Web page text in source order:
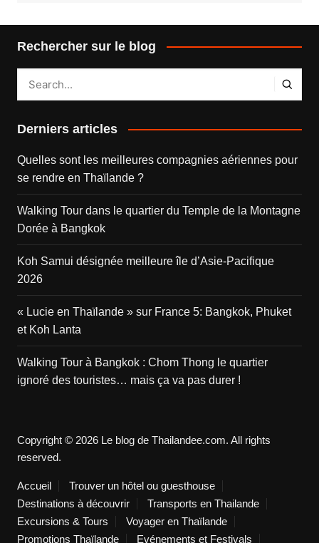
Rechercher sur le blog
Derniers articles
Quelles sont les meilleures compagnies aériennes pour
se rendre en Thaïlande ?
Walking Tour dans le quartier du Temple de la Montagne
Dorée à Bangkok
Koh Samui désignée meilleure île d’Asie-Pacifique
2026
« Lucie en Thaïlande » sur France 5: Bangkok, Phuket
et Koh Lanta
Walking Tour à Bangkok : Chom Thong le quartier
ignoré des touristes… mais ça va pas durer !
Copyright © 2026 Le blog de Thailandee.com. All rights
reserved.
Accueil
Trouver un hôtel ou guesthouse
Destinations à découvrir
Transports en Thailande
Excursions & Tours
Voyager en Thaïlande
Promotions Thaïlande
Evénements et Festivals